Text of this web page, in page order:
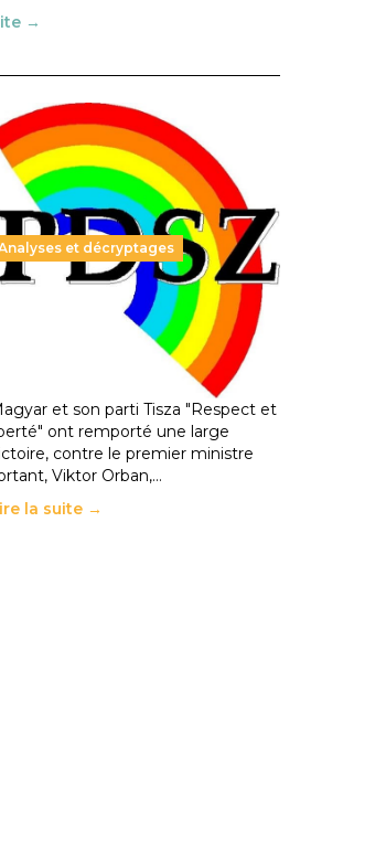
→
et décryptages
Hongrie : du changement pour
les politiques éducatives, aussi !
En Hongrie, le conservateur Peter
et son parti Tisza "Respect et
ont remporté une large
contre le premier ministre
Viktor Orban,…
la suite →